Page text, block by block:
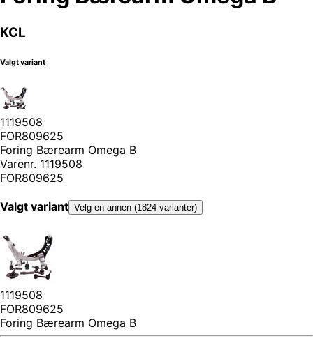
KCL
Valgt variant
1119508
FOR809625
Foring Bærearm Omega B
Varenr. 1119508
FOR809625
Valgt variant Velg en annen (1824 varianter)
1119508
FOR809625
Foring Bærearm Omega B